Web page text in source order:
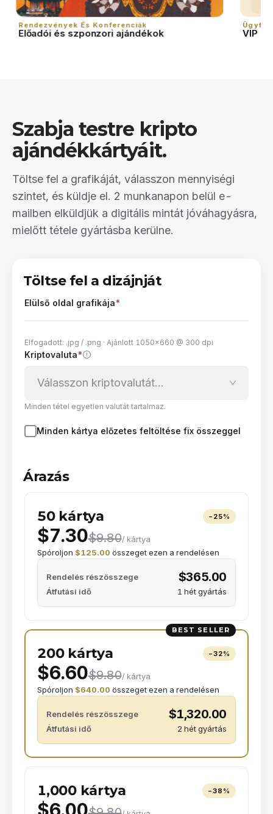
Rendezvények És Konferenciák
Előadói és szponzori ajándékok VIP
Szabja testre kripto
ajándékkártyáit.
Töltse fel a grafikáját, válasszon mennyiségi
szintet, és küldje el. 2 munkanapon belül e-
mailben elküldjük a digitális mintát jóváhagyásra,
mielőtt tétele gyártásba kerülne.
Töltse fel a dizájnját
Elülső oldal grafikája*
tallózáshoz
Elfogadott: .jpg / .png · Ajánlott 1050×660 @ 300 dpi
Kriptovaluta*
Válasszon kriptovalutát…
Minden tétel egyetlen valutát tartalmaz.
Minden kártya előzetes feltöltése fix összeggel
Árazás
50 kártya − 25%
$7.30$9.80/ kártya
Spóroljon $125.00 összeget ezen a rendelésen
Rendelés részösszege $365.00
Átfutási idő 1 hét gyártás
BEST SELLER
200 kártya −32%
$6.60$9.80/ kártya
Spóroljon $640.00 összeget ezen a rendelésen
Rendelés részösszege $1,320.00
Átfutási idő 2 hét gyártás
1,000 kártya −38 %